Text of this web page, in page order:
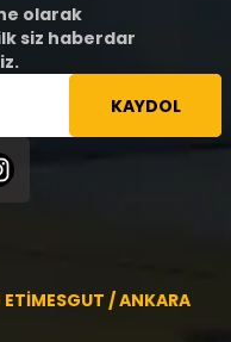
olarak
siz haberdar
KAYDOL
/ ANKARA